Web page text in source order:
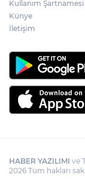
Kullanım Şartnamesi
Künye
İletişim
HABER YAZILIMI ve
2026 Tüm hakları